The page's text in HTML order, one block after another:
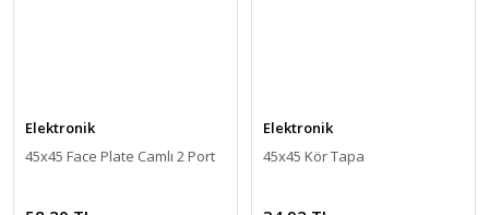
Elektronik
45x45 Face Plate Camlı 2 Port
Elektronik
45x45 Kör Tapa